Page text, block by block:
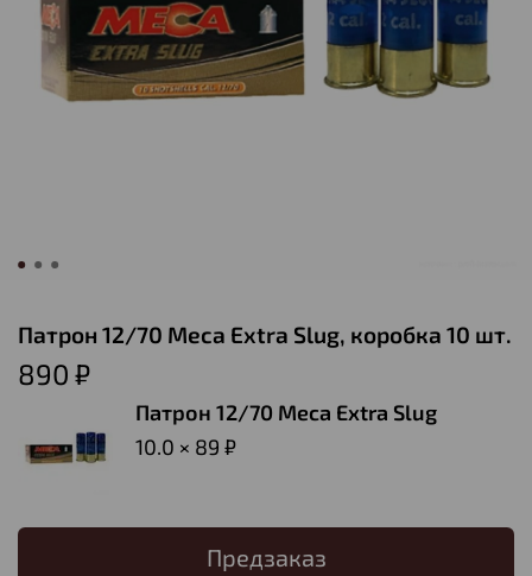
Патрон 12/70 Meca Extra Slug, коробка 10 шт.
890 ₽
Патрон 12/70 Meca Extra Slug
10.0 × 89 ₽
Предзаказ